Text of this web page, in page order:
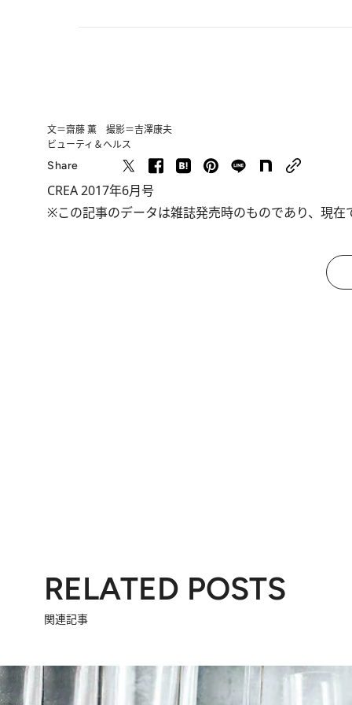
文＝齋藤 薫 撮影＝吉澤康夫
ビューティ＆ヘルス
Share
CREA 2017年6月号
※この記事のデータは雑誌発売時のものであり、現在
RELATED POSTS
関連記事